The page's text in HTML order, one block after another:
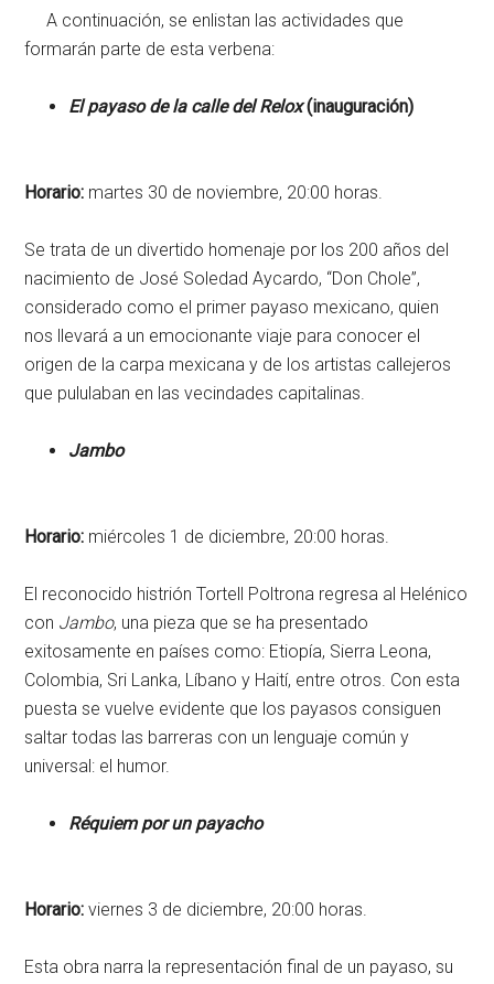
A continuación, se enlistan las actividades que
formarán parte de esta verbena:
El payaso de la calle del Relox (inauguración)
Horario: martes 30 de noviembre, 20:00 horas.
Se trata de un divertido homenaje por los 200 años del
nacimiento de José Soledad Aycardo, “Don Chole”,
considerado como el primer payaso mexicano, quien
nos llevará a un emocionante viaje para conocer el
origen de la carpa mexicana y de los artistas callejeros
que pululaban en las vecindades capitalinas.
Jambo
Horario: miércoles 1 de diciembre, 20:00 horas.
El reconocido histrión Tortell Poltrona regresa al Helénico
con Jambo, una pieza que se ha presentado
exitosamente en países como: Etiopía, Sierra Leona,
Colombia, Sri Lanka, Líbano y Haití, entre otros. Con esta
puesta se vuelve evidente que los payasos consiguen
saltar todas las barreras con un lenguaje común y
universal: el humor.
Réquiem por un payacho
Horario: viernes 3 de diciembre, 20:00 horas.
Esta obra narra la representación final de un payaso, su